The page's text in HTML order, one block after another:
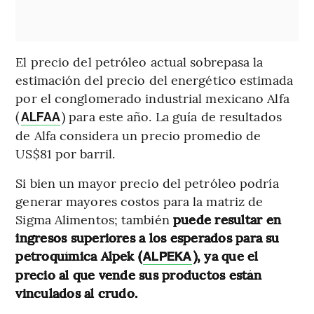
El precio del petróleo actual sobrepasa la
estimación del precio del energético estimada
por el conglomerado industrial mexicano Alfa
(ALFAA) para este año. La guía de resultados
de Alfa considera un precio promedio de
US$81 por barril.
Si bien un mayor precio del petróleo podría
generar mayores costos para la matriz de
Sigma Alimentos; también puede resultar en
ingresos superiores a los esperados para su
petroquímica Alpek (ALPEKA), ya que el
precio al que vende sus productos están
vinculados al crudo.